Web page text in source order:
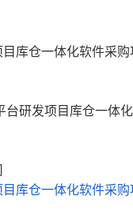
库仓一体化软件采购
研发项目库仓一体
库仓一体化软件采